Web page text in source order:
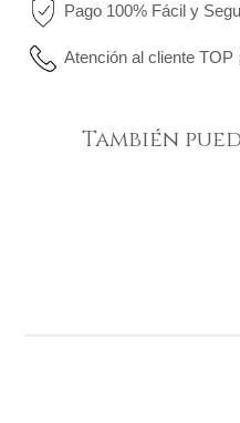
Pago 100% Fácil y
Atención al cliente TOP
También